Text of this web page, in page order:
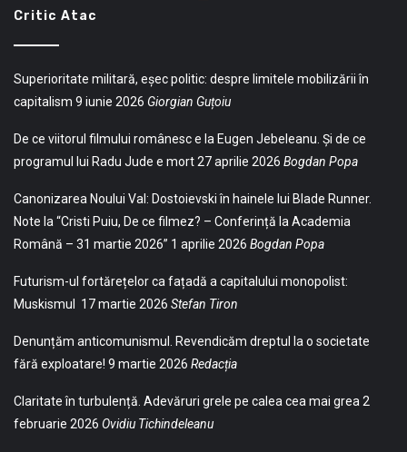
Critic Atac
Superioritate militară, eșec politic: despre limitele mobilizării în
capitalism 9 iunie 2026 Giorgian Guțoiu
De ce viitorul filmului românesc e la Eugen Jebeleanu. Și de ce
programul lui Radu Jude e mort27 aprilie 2026 Bogdan Popa
Canonizarea Noului Val: Dostoievski în hainele lui Blade Runner.
Note la “Cristi Puiu, De ce filmez? – Conferință la Academia
Română – 31 martie 2026” 1 aprilie 2026 Bogdan Popa
Futurism-ul fortărețelor ca fațadă a capitalului monopolist:
Muskismul
17 martie 2026 Stefan Tiron
Denunțăm anticomunismul. Revendicăm dreptul la o societate
fără exploatare! 9 martie 2026 Redacția
Claritate în turbulență. Adevăruri grele pe calea cea mai grea 2
februarie 2026 Ovidiu Tichindeleanu